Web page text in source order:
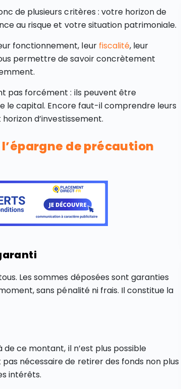
de plusieurs critères : votre horizon de
au risque et votre situation patrimoniale.
fonctionnement, leur fiscalité, leur
permettre de savoir concrètement
pas forcément : ils peuvent être
le capital. Encore faut-il comprendre leurs
d’investissement.
de précaution
Les sommes déposées sont garanties
sans pénalité ni frais. Il constitue la
ce montant, il n’est plus possible
nécessaire de retirer des fonds non plus
intérêts.